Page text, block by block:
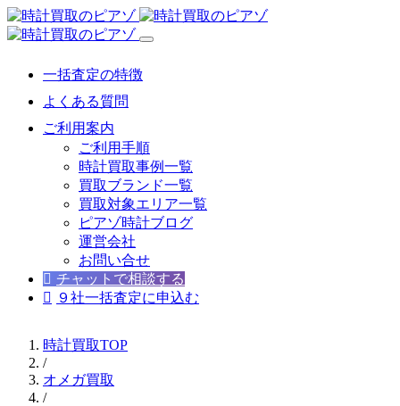
一括査定の特徴
よくある質問
ご利用案内
ご利用手順
時計買取事例一覧
買取ブランド一覧
買取対象エリア一覧
ピアゾ時計ブログ
運営会社
お問い合せ
チャットで相談する
９社一括査定に申込む
時計買取TOP
/
オメガ買取
/